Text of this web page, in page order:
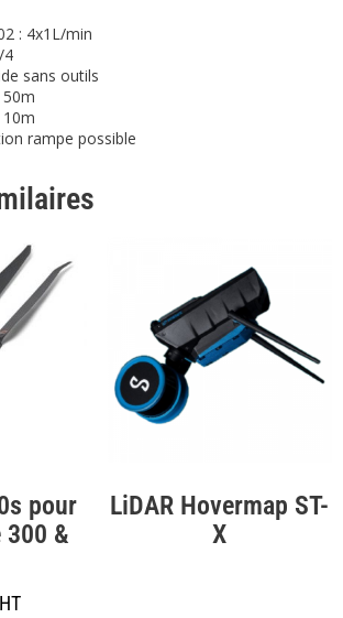
: 4x1L/min
4
sans outils
50m
10m
rampe possible
pour
300 &
HT
LiDAR Hovermap ST-
X